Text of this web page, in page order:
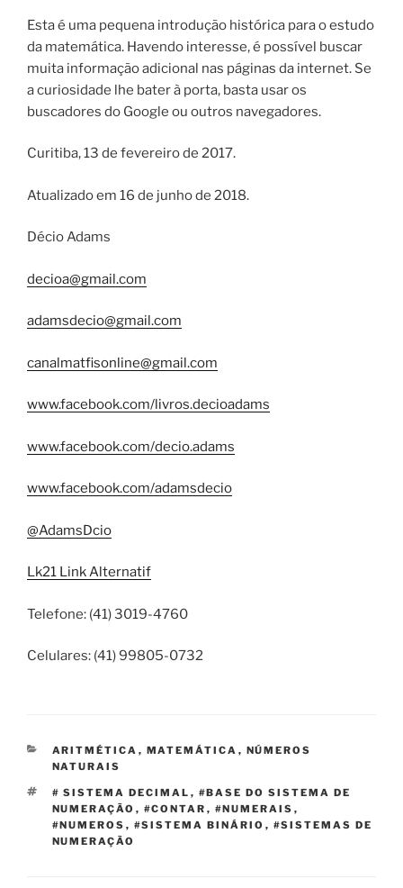
Esta é uma pequena introdução histórica para o estudo
da matemática. Havendo interesse, é possível buscar
muita informação adicional nas páginas da internet. Se
a curiosidade lhe bater à porta, basta usar os
buscadores do Google ou outros navegadores.
Curitiba, 13 de fevereiro de 2017.
Atualizado em 16 de junho de 2018.
Décio Adams
decioa@gmail.com
adamsdecio@gmail.com
canalmatfisonline@gmail.com
www.facebook.com/livros.decioadams
www.facebook.com/decio.adams
www.facebook.com/adamsdecio
@AdamsDcio
Lk21 Link Alternatif
Telefone: (41) 3019-4760
Celulares: (41) 99805-0732
CATEGORIAS
ARITMÉTICA , MATEMÁTICA , NÚMEROS
NATURAIS
TAGS
# SISTEMA DECIMAL , #BASE DO SISTEMA DE
NUMERAÇÃO , #CONTAR , #NUMERAIS ,
#NUMEROS , #SISTEMA BINÁRIO , #SISTEMAS DE
NUMERAÇÃO